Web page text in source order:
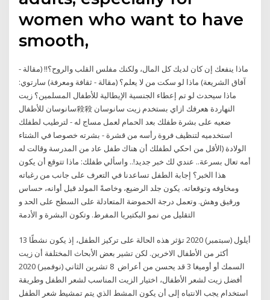
women who want to have
smooth,
ماذا ينفعك إن كان لديك كل المال، ولكنك مفلس القلب والروح؟!! (مقالة -
آفاق الشريعة) ماذا لو سكت من لا يعلم؟ (مقالة - ثقافة ومعرفة) سارتوي:
ماذا سيحدث لو تم إعطاء الجنسية الإيطالية للأطفال المسلمين؟ زيت
سانوسان للأطفال殺殺 النهاردة هعرفك ازاي بستخدم زيت سانوسان
لطفلك ‎ضعيه على بشرة طفلك بعد الحمام لعمل مساج له - لترطيب
بشرته خصوصا في الشتاء ‎- استخدميه لتنظيف فروة رأسه من قشرة
الولادة (الأقل من احكي لطفلك أن هناك طفل عاد من المدرسة وقالت له
أمه تعال بسرعة.. عندي لك خبر جديد!.. واسألي طفلك: ماذا تتوقع أن يكون
هذا الخبر؟ إجابة الطفل تساعدنا في التعرف على جانب من رغباته
ومخاوفه وتوقعاته. يكون جلد الرضيع، وخاصةً المولد قبل أوانه، حساس
ورقيق وهش. وتعمل درجة الحموضة المتعادلة على السطح على الحد و
13 أيلول (سبتمبر) 2020 تؤثر هذه الحالة على تركيز الطفل، إذ يكون نشطًا
أكثر من الأطفال الاخرين. لكن تشير بعض الأبحاث المختلفة أن زيت
السمك أو أوميغا 3 قد يحسن من أعراض 8 تشرين الثاني (نوفمبر) 2020
أفضل زيت لشعر الأطفال، اختيار الزيت المناسب لشعر الطفل وطريقة
استخدام يجب الانتباه إلى أن يكون المشط الذي يتم تمشيط شعر الطفل